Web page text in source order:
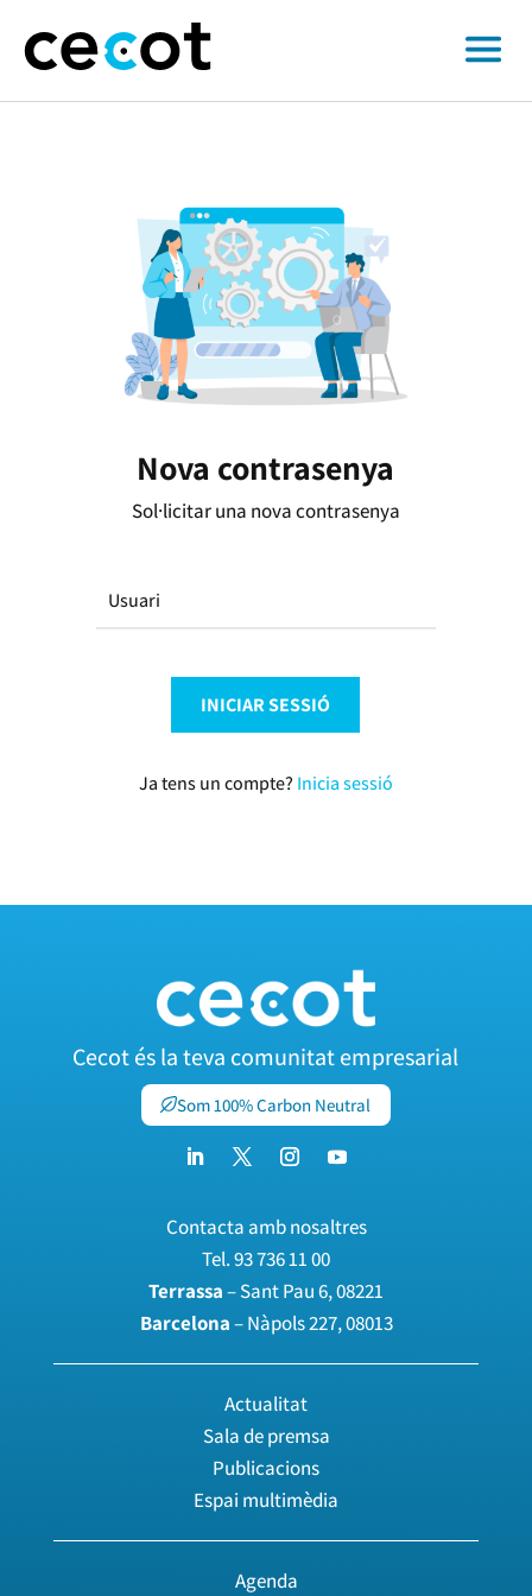
Nova contrasenya
Sol·licitar una nova contrasenya
Usuari
INICIAR SESSIÓ
Ja tens un compte? Inicia sessió
Cecot és la teva comunitat empresarial
Som 100% Carbon Neutral
Contacta amb nosaltres
Tel.93 736 11 00
Terrassa– Sant Pau 6, 08221
Barcelona– Nàpols 227, 08013
Actualitat
Sala de premsa
Publicacions
Espai multimèdia
Agenda